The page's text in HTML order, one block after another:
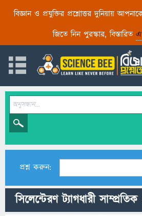
বিজ্ঞান ও প্রযুক্তির প্রশ্নোত্তর দুনিয়ায়
জিতে নিন পুরস্কার, বিস্তারিত
প্রশ্ন করুন:
সিলেন্টেরণ ট্যাগধারী